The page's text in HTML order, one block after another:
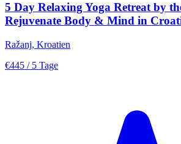
5 Day Relaxing Yoga Retreat by
Rejuvenate Body & Mind in
Ražanj, Kroatien
€445 / 5 Tage